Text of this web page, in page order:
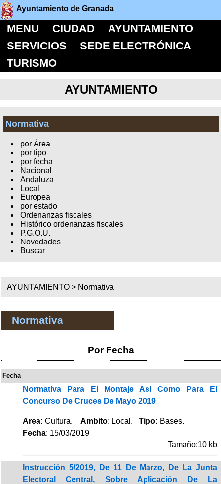
Ayuntamiento de Granada
MENU CIUDAD
AYUNTAMIENTO
SERVICIOS
SEDE ELECTRÓNICA
TURISMO
AYUNTAMIENTO
Normativa
por Área
por tipo
por fecha
Nacional
Andaluza
Local
Europea
por estado
Ordenanzas fiscales
Histórico ordenanzas fiscales
P.G.O.U.
Novedades
Buscar
AYUNTAMIENTO > Normativa
Normativa
Por Fecha
Fecha
Normativa Para El Montaje Así Como Para El
Concurso De Cruces De Mayo 2019
Area: Cultura. Ambito: Local. Tipo: Bases.
Fecha: 15/03/2019
Tamaño:10 kb
Instrucción 5/2019, De 11 De Marzo, De La Junta
Electoral Central, Sobre Aplicación De La